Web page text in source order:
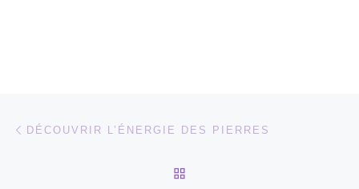
Parcourir les articles
DÉCOUVRIR L’ÉNERGIE DES PIERRES